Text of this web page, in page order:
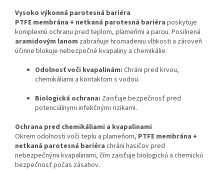
Vysoko výkonná parotesná bariéra
PTFE membrána + netkaná parotesná bariéra poskytuje
komplexnú ochranu pred teplom, plameňmi a parou. Posilnená
aramidovým lanom zabraňuje hromadeniu vlhkosti a zároveň
účinne blokuje nebezpečné kvapaliny a chemikálie.
Odolnosť voči kvapalinám: Chráni pred krvou,
chemikáliami a kontaktom s vodou.
Biologická ochrana: Zaisťuje bezpečnosť pred
potenciálnymi infekčnými rizikami.
Ochrana pred chemikáliami a kvapalinami
Okrem odolnosti voči teplu a plameňom, PTFE membrána +
netkaná parotesná bariéra chráni hasičov pred
nebezpečnými kvapalinami, čím zaisťuje biologickú a chemickú
bezpečnosť počas zásahov.